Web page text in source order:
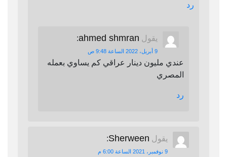
رد
يقول ahmed shmran
:
9 أبريل، 2022 الساعة 9:48 ص
عندي مليون دينار عراقي كم يساوي بعمله
المصري
رد
يقول Sherween
:
9 نوفمبر، 2021 الساعة 6:00 م